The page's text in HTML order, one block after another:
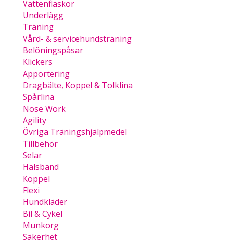
Vattenflaskor
Underlägg
Träning
Vård- & servicehundsträning
Belöningspåsar
Klickers
Apportering
Dragbälte, Koppel & Tolklina
Spårlina
Nose Work
Agility
Övriga Träningshjälpmedel
Tillbehör
Selar
Halsband
Koppel
Flexi
Hundkläder
Bil & Cykel
Munkorg
Säkerhet